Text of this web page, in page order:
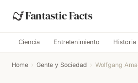
Fantastic Facts
Ciencia Entretenimiento Historia
Home › Gente y Sociedad › Wolfgang